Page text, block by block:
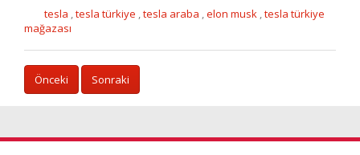
tesla ,tesla türkiye ,tesla araba ,elon musk,tesla türkiye
mağazası
Önceki Sonraki